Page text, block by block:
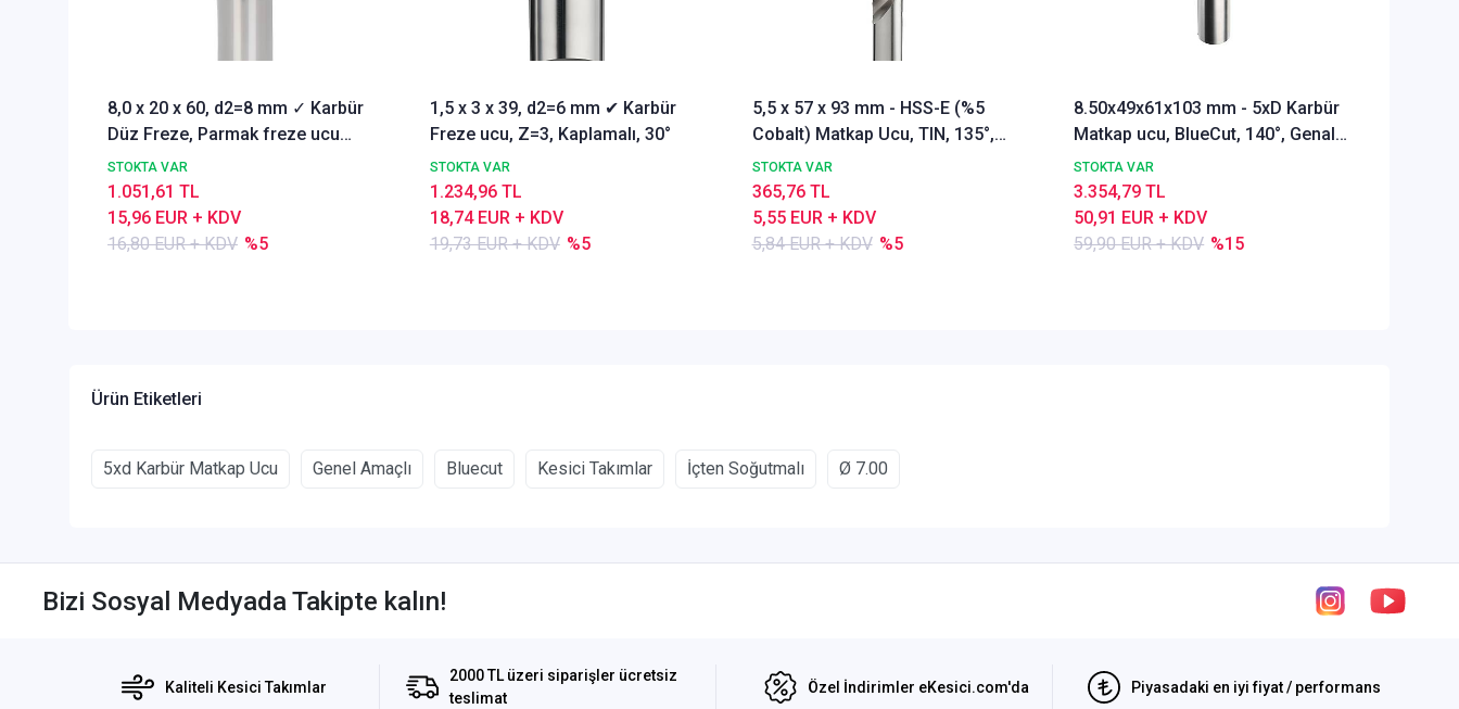
8,0 x 20 x 60, d2=8 mm ✓ Karbür
Düz Freze, Parmak freze ucu
Z=4,TiSiN Kaplamalı
STOKTA VAR
16,80 EUR + KDV %5
15,96 EUR + KDV
1.051,61 TL
1,5 x 3 x 39, d2=6 mm ✔ Karbür
Freze ucu, Z=3, Kaplamalı, 30°
STOKTA VAR
19,73 EUR + KDV %5
18,74 EUR + KDV
1.234,96 TL
5,5 x 57 x 93 mm - HSS-E (%5
Cobalt) Matkap Ucu, TIN, 135°,
DIN338 Delik Delme ucu,
Nachreiner
STOKTA VAR
5,84 EUR + KDV %5
5,55 EUR + KDV
365,76 TL
8.50x49x61x103 mm - 5xD Karbür
Matkap ucu, BlueCut, 140°, Genal
amaçlı
STOKTA VAR
59,90 EUR + KDV %15
50,91 EUR + KDV
3.354,79 TL
Ürün Etiketleri
5xd Karbür Matkap Ucu Genel Amaçlı Bluecut Kesici Takımlar İçten Soğutmalı Ø 7.00
Bizi Sosyal Medyada Takipte kalın!
Kaliteli Kesici Takımlar
2000 TL üzeri siparişler ücretsiz
teslimat
Özel İndirimler eKesici.com'da Piyasadaki en iyi fiyat / performans